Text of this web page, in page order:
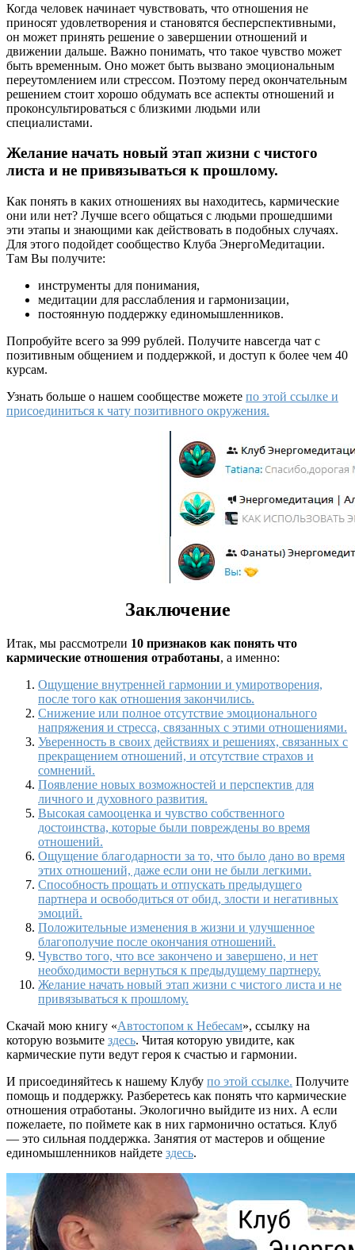
Когда человек начинает чувствовать, что отношения не
приносят удовлетворения и становятся бесперспективными,
он может принять решение о завершении отношений и
движении дальше. Важно понимать, что такое чувство может
быть временным. Оно может быть вызвано эмоциональным
переутомлением или стрессом. Поэтому перед окончательным
решением стоит хорошо обдумать все аспекты отношений и
проконсультироваться с близкими людьми или
специалистами.
Желание начать новый этап жизни с чистого
листа и не привязываться к прошлому.
Как понять в каких отношениях вы находитесь, кармические
они или нет? Лучше всего общаться с людьми прошедшими
эти этапы и знающими как действовать в подобных случаях.
Для этого подойдет сообщество Клуба ЭнергоМедитации.
Там Вы получите:
инструменты для понимания,
медитации для расслабления и гармонизации,
постоянную поддержку единомышленников.
Попробуйте всего за 999 рублей. Получите навсегда чат с
позитивным общением и поддержкой, и доступ к более чем 40
курсам.
Узнать больше о нашем сообществе можете по этой ссылке и
присоединиться к чату позитивного окружения.
Заключение
Итак, мы рассмотрели 10 признаков как понять что
кармические отношения отработаны, а именно:
Ощущение внутренней гармонии и умиротворения,
после того как отношения закончились.
Снижение или полное отсутствие эмоционального
напряжения и стресса, связанных с этими отношениями.
Уверенность в своих действиях и решениях, связанных с
прекращением отношений, и отсутствие страхов и
сомнений.
Появление новых возможностей и перспектив для
личного и духовного развития.
Высокая самооценка и чувство собственного
достоинства, которые были повреждены во время
отношений.
Ощущение благодарности за то, что было дано во время
этих отношений, даже если они не были легкими.
Способность прощать и отпускать предыдущего
партнера и освободиться от обид, злости и негативных
эмоций.
Положительные изменения в жизни и улучшенное
благополучие после окончания отношений.
Чувство того, что все закончено и завершено, и нет
необходимости вернуться к предыдущему партнеру.
Желание начать новый этап жизни с чистого листа и не
привязываться к прошлому.
Скачай мою книгу «Автостопом к Небесам», ссылку на
которую возьмите здесь. Читая которую увидите, как
кармические пути ведут героя к счастью и гармонии.
И присоединяйтесь к нашему Клубу по этой ссылке. Получите
помощь и поддержку. Разберетесь как понять что кармические
отношения отработаны. Экологично выйдите из них. А если
пожелаете, по поймете как в них гармонично остаться. Клуб
— это сильная поддержка. Занятия от мастеров и общение
единомышленников найдете здесь.